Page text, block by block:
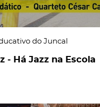
do Juncal
- Há Jazz na Escola